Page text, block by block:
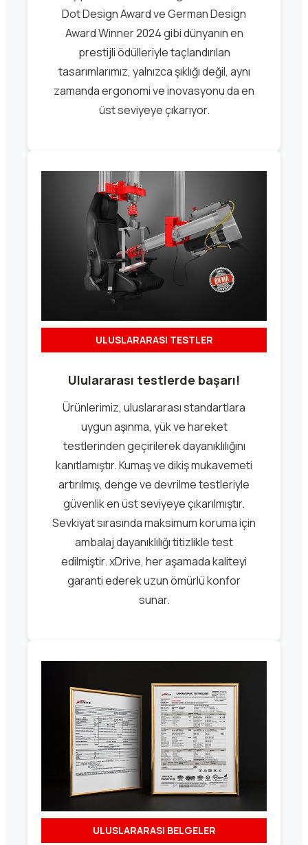
Dot Design Award ve German Design
Award Winner 2024 gibi dünyanın en
prestijli ödülleriyle taçlandırılan
tasarımlarımız, yalnızca şıklığı değil, aynı
zamanda ergonomi ve inovasyonu da en
üst seviyeye çıkarıyor.
ULUSLARARASI TESTLER
Ululararası testlerde başarı!
Ürünlerimiz, uluslararası standartlara
uygun aşınma, yük ve hareket
testlerinden geçirilerek dayanıklılığını
kanıtlamıştır. Kumaş ve dikiş mukavemeti
artırılmış, denge ve devrilme testleriyle
güvenlik en üst seviyeye çıkarılmıştır.
Sevkiyat sırasında maksimum koruma için
ambalaj dayanıklılığı titizlikle test
edilmiştir. xDrive, her aşamada kaliteyi
garanti ederek uzun ömürlü konfor
sunar.
ULUSLARARASI BELGELER